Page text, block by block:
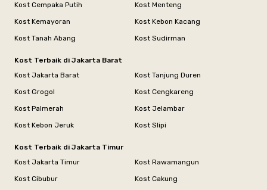
Kost Cempaka Putih
Kost Menteng
Kost Kemayoran
Kost Kebon Kacang
Kost Tanah Abang
Kost Sudirman
Kost Terbaik di Jakarta Barat
Kost Jakarta Barat
Kost Tanjung Duren
Kost Grogol
Kost Cengkareng
Kost Palmerah
Kost Jelambar
Kost Kebon Jeruk
Kost Slipi
Kost Terbaik di Jakarta Timur
Kost Jakarta Timur
Kost Rawamangun
Kost Cibubur
Kost Cakung